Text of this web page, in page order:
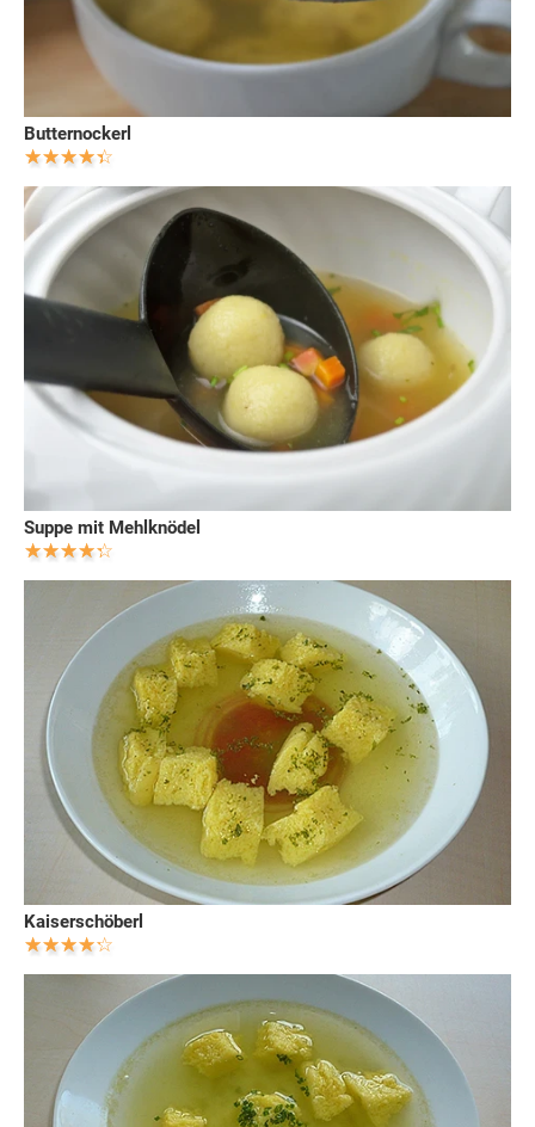
Butternockerl
Suppe mit Mehlknödel
Kaiserschöberl